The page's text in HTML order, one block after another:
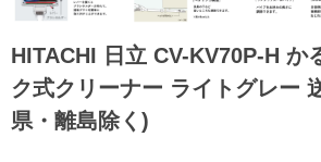
HITACHI 日立 CV-KV70P-H か
ク式クリーナー ライトグレー
県・離島除く)